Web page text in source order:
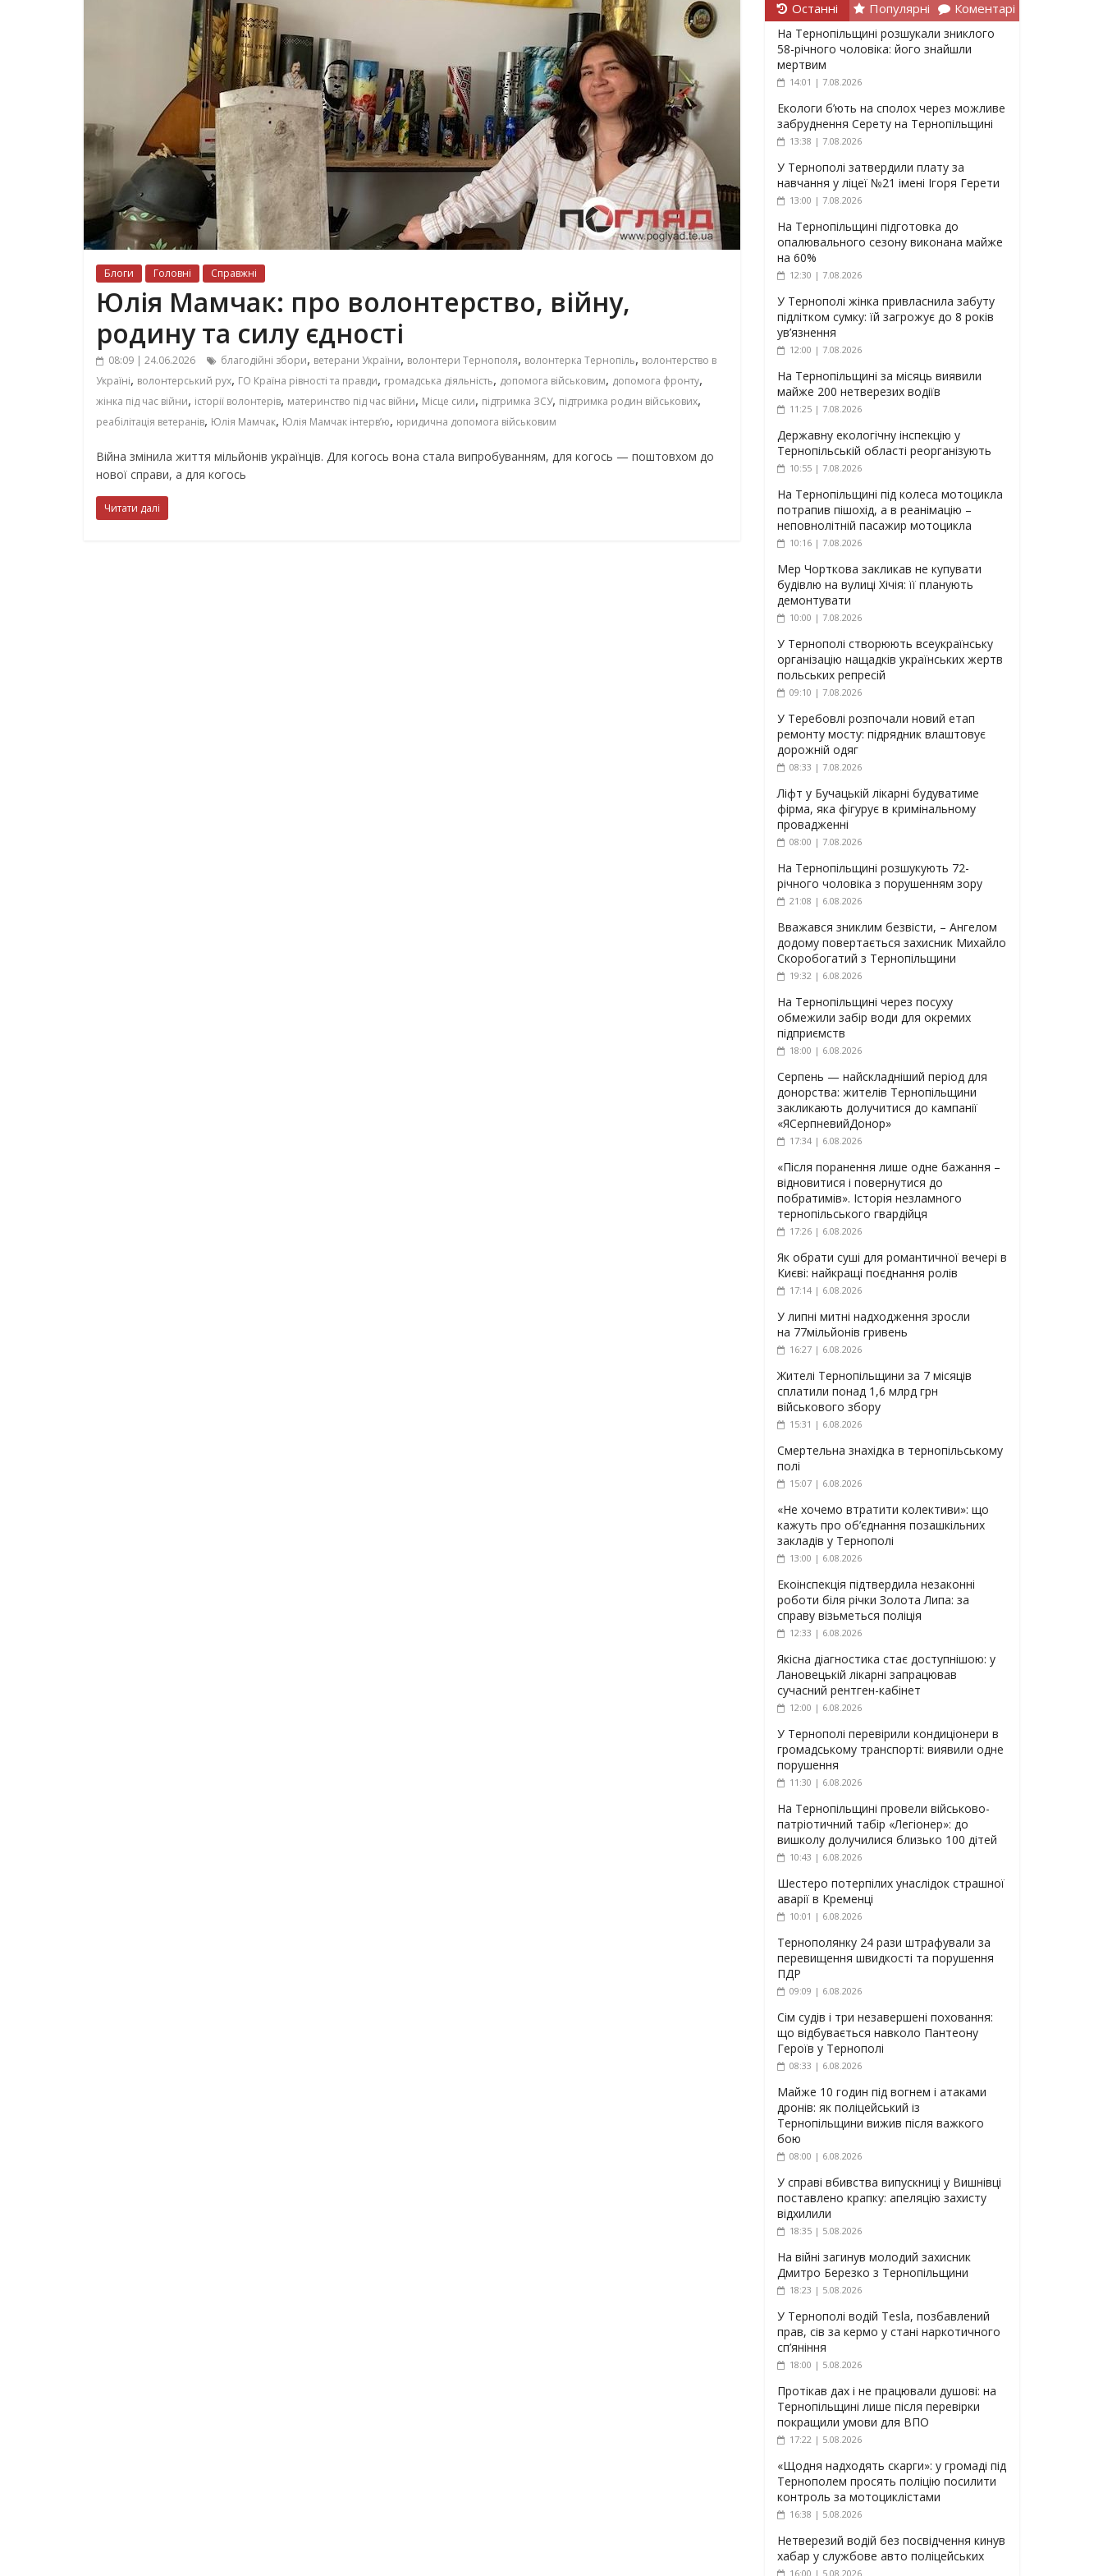
Блоги Головні Справжні
Юлія Мамчак: про волонтерство, війну,
родину та силу єдності
08:09 | 24.06.2026 благодійні збори, ветерани України, волонтери Тернополя, волонтерка Тернопіль, волонтерство в
Україні, волонтерський рух, ГО Країна рівності та правди, громадська діяльність, допомога військовим, допомога фронту,
жінка під час війни, історії волонтерів, материнство під час війни, Місце сили, підтримка ЗСУ, підтримка родин військових,
реабілітація ветеранів, Юлія Мамчак, Юлія Мамчак інтерв’ю, юридична допомога військовим
Війна змінила життя мільйонів українців. Для когось вона стала випробуванням, для когось — поштовхом до
нової справи, а для когось
Читати далі
Останні Популярні Коментарі
На Тернопільщині розшукали зниклого
58-річного чоловіка: його знайшли
мертвим
14:01 | 7.08.2026
Екологи б’ють на сполох через можливе
забруднення Серету на Тернопільщині
13:38 | 7.08.2026
У Тернополі затвердили плату за
навчання у ліцеї №21 імені Ігоря Герети
13:00 | 7.08.2026
На Тернопільщині підготовка до
опалювального сезону виконана майже
на 60%
12:30 | 7.08.2026
У Тернополі жінка привласнила забуту
підлітком сумку: їй загрожує до 8 років
ув’язнення
12:00 | 7.08.2026
На Тернопільщині за місяць виявили
майже 200 нетверезих водіїв
11:25 | 7.08.2026
Державну екологічну інспекцію у
Тернопільській області реорганізують
10:55 | 7.08.2026
На Тернопільщині під колеса мотоцикла
потрапив пішохід, а в реанімацію –
неповнолітній пасажир мотоцикла
10:16 | 7.08.2026
Мер Чорткова закликав не купувати
будівлю на вулиці Хічія: її планують
демонтувати
10:00 | 7.08.2026
У Тернополі створюють всеукраїнську
організацію нащадків українських жертв
польських репресій
09:10 | 7.08.2026
У Теребовлі розпочали новий етап
ремонту мосту: підрядник влаштовує
дорожній одяг
08:33 | 7.08.2026
Ліфт у Бучацькій лікарні будуватиме
фірма, яка фігурує в кримінальному
провадженні
08:00 | 7.08.2026
На Тернопільщині розшукують 72-
річного чоловіка з порушенням зору
21:08 | 6.08.2026
Вважався зниклим безвісти, – Ангелом
додому повертається захисник Михайло
Скоробогатий з Тернопільщини
19:32 | 6.08.2026
На Тернопільщині через посуху
обмежили забір води для окремих
підприємств
18:00 | 6.08.2026
Серпень — найскладніший період для
донорства: жителів Тернопільщини
закликають долучитися до кампанії
«ЯСерпневийДонор»
17:34 | 6.08.2026
«Після поранення лише одне бажання –
відновитися і повернутися до
побратимів». Історія незламного
тернопільського гвардійця
17:26 | 6.08.2026
Як обрати суші для романтичної вечері в
Києві: найкращі поєднання ролів
17:14 | 6.08.2026
У липні митні надходження зросли
на 77мільйонів гривень
16:27 | 6.08.2026
Жителі Тернопільщини за 7 місяців
сплатили понад 1,6 млрд грн
військового збору
15:31 | 6.08.2026
Смертельна знахідка в тернопільському
полі
15:07 | 6.08.2026
«Не хочемо втратити колективи»: що
кажуть про об’єднання позашкільних
закладів у Тернополі
13:00 | 6.08.2026
Екоінспекція підтвердила незаконні
роботи біля річки Золота Липа: за
справу візьметься поліція
12:33 | 6.08.2026
Якісна діагностика стає доступнішою: у
Лановецькій лікарні запрацював
сучасний рентген-кабінет
12:00 | 6.08.2026
У Тернополі перевірили кондиціонери в
громадському транспорті: виявили одне
порушення
11:30 | 6.08.2026
На Тернопільщині провели військово-
патріотичний табір «Легіонер»: до
вишколу долучилися близько 100 дітей
10:43 | 6.08.2026
Шестеро потерпілих унаслідок страшної
аварії в Кременці
10:01 | 6.08.2026
Тернополянку 24 рази штрафували за
перевищення швидкості та порушення
ПДР
09:09 | 6.08.2026
Сім судів і три незавершені поховання:
що відбувається навколо Пантеону
Героїв у Тернополі
08:33 | 6.08.2026
Майже 10 годин під вогнем і атаками
дронів: як поліцейський із
Тернопільщини вижив після важкого
бою
08:00 | 6.08.2026
У справі вбивства випускниці у Вишнівці
поставлено крапку: апеляцію захисту
відхилили
18:35 | 5.08.2026
На війні загинув молодий захисник
Дмитро Березко з Тернопільщини
18:23 | 5.08.2026
У Тернополі водій Tesla, позбавлений
прав, сів за кермо у стані наркотичного
сп’яніння
18:00 | 5.08.2026
Протікав дах і не працювали душові: на
Тернопільщині лише після перевірки
покращили умови для ВПО
17:22 | 5.08.2026
«Щодня надходять скарги»: у громаді під
Тернополем просять поліцію посилити
контроль за мотоциклістами
16:38 | 5.08.2026
Нетверезий водій без посвідчення кинув
хабар у службове авто поліцейських
16:00 | 5.08.2026